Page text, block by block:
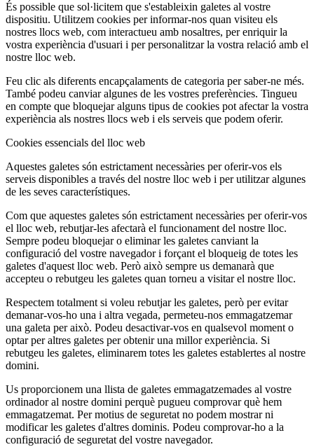
És possible que sol·licitem que s'estableixin galetes al vostre
dispositiu. Utilitzem cookies per informar-nos quan visiteu els
nostres llocs web, com interactueu amb nosaltres, per enriquir la
vostra experiència d'usuari i per personalitzar la vostra relació amb el
nostre lloc web.
Feu clic als diferents encapçalaments de categoria per saber-ne més.
També podeu canviar algunes de les vostres preferències. Tingueu
en compte que bloquejar alguns tipus de cookies pot afectar la vostra
experiència als nostres llocs web i els serveis que podem oferir.
Cookies essencials del lloc web
Aquestes galetes són estrictament necessàries per oferir-vos els
serveis disponibles a través del nostre lloc web i per utilitzar algunes
de les seves característiques.
Com que aquestes galetes són estrictament necessàries per oferir-vos
el lloc web, rebutjar-les afectarà el funcionament del nostre lloc.
Sempre podeu bloquejar o eliminar les galetes canviant la
configuració del vostre navegador i forçant el bloqueig de totes les
galetes d'aquest lloc web. Però això sempre us demanarà que
accepteu o rebutgeu les galetes quan torneu a visitar el nostre lloc.
Respectem totalment si voleu rebutjar les galetes, però per evitar
demanar-vos-ho una i altra vegada, permeteu-nos emmagatzemar
una galeta per això. Podeu desactivar-vos en qualsevol moment o
optar per altres galetes per obtenir una millor experiència. Si
rebutgeu les galetes, eliminarem totes les galetes establertes al nostre
domini.
Us proporcionem una llista de galetes emmagatzemades al vostre
ordinador al nostre domini perquè pugueu comprovar què hem
emmagatzemat. Per motius de seguretat no podem mostrar ni
modificar les galetes d'altres dominis. Podeu comprovar-ho a la
configuració de seguretat del vostre navegador.